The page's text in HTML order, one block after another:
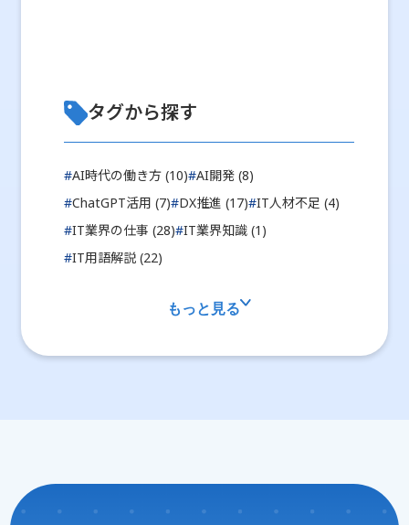
タグから探す
#AI時代の働き方 (10)#AI開発 (8)
#ChatGPT活用 (7)#DX推進 (17)#IT人材不足 (4)
#IT業界の仕事 (28)#IT業界知識 (1)
#IT用語解説 (22)
もっと見る